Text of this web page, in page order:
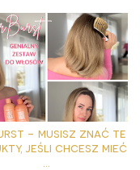
- musisz znać te
jeśli chcesz mieć